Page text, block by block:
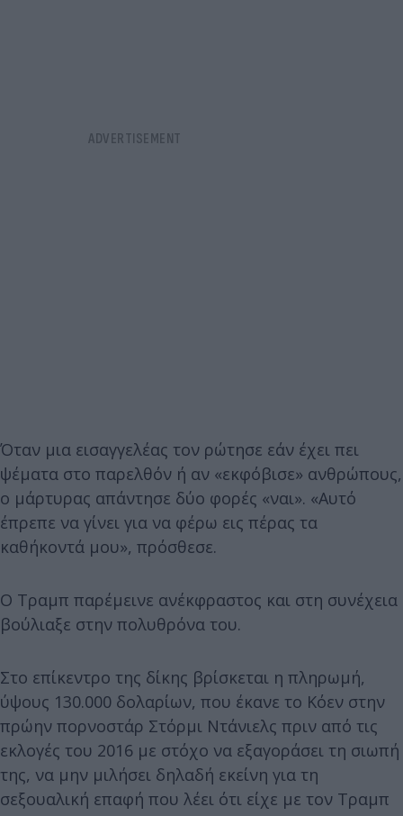
Όταν μια εισαγγελέας τον ρώτησε εάν έχει πει
ψέματα στο παρελθόν ή αν «εκφόβισε» ανθρώπους,
ο μάρτυρας απάντησε δύο φορές «ναι». «Αυτό
έπρεπε να γίνει για να φέρω εις πέρας τα
καθήκοντά μου», πρόσθεσε.
Ο Τραμπ παρέμεινε ανέκφραστος και στη συνέχεια
βούλιαξε στην πολυθρόνα του.
Στο επίκεντρο της δίκης βρίσκεται η πληρωμή,
ύψους 130.000 δολαρίων, που έκανε το Κόεν στην
πρώην πορνοστάρ Στόρμι Ντάνιελς πριν από τις
εκλογές του 2016 με στόχο να εξαγοράσει τη σιωπή
της, να μην μιλήσει δηλαδή εκείνη για τη
σεξουαλική επαφή που λέει ότι είχε με τον Τραμπ